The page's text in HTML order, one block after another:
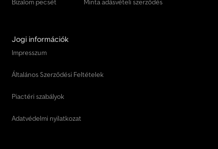
Bizalom pecsét Minta adásvételi szerződés
Jogi információk
Impresszum
Általános Szerződési Feltételek
Piactéri szabályok
Adatvédelmi nyilatkozat